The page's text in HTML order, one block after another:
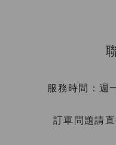
服務時間：週
訂單問題請